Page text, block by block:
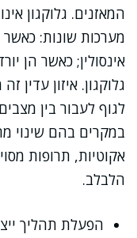
המאזנים. גלוקגון
מערכות שונות:
אינסולין; כאשר הן
גלוקגון. איזון עדין
לגוף לעבור בין
במקרים בהם שינוי
אקוטיות, תרופות
הלבלב.
הפעלת תהליך